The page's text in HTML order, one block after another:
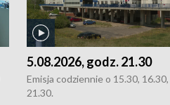
5.08.2026, godz. 21.30
Emisja codziennie o 15.30,
21.30.